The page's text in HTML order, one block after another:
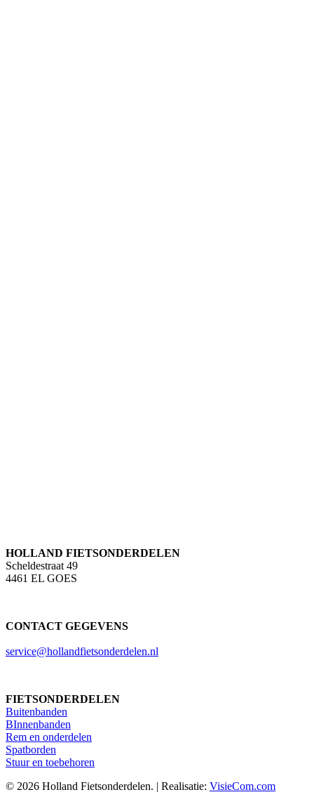
HOLLAND FIETSONDERDELEN
Scheldestraat 49
4461 EL GOES
CONTACT GEGEVENS
service@hollandfietsonderdelen.nl
FIETSONDERDELEN
Buitenbanden
BInnenbanden
Rem en onderdelen
Spatborden
Stuur en toebehoren
© 2026 Holland Fietsonderdelen. | Realisatie: VisieCom.com